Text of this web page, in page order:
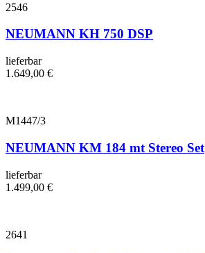
2546
NEUMANN KH 750 DSP
lieferbar
1.649,00 €
M1447/3
NEUMANN KM 184 mt Stereo Set
lieferbar
1.499,00 €
2641